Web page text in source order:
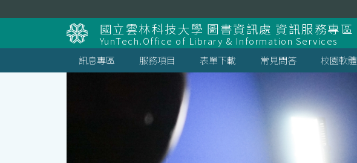
到
主
要
內
容
國立雲林科技大學 圖書資訊處 資訊服務專區
YunTech.Office of Library & Information Services
訊息專區
服務項目 表單下載 常見問答 校園軟體